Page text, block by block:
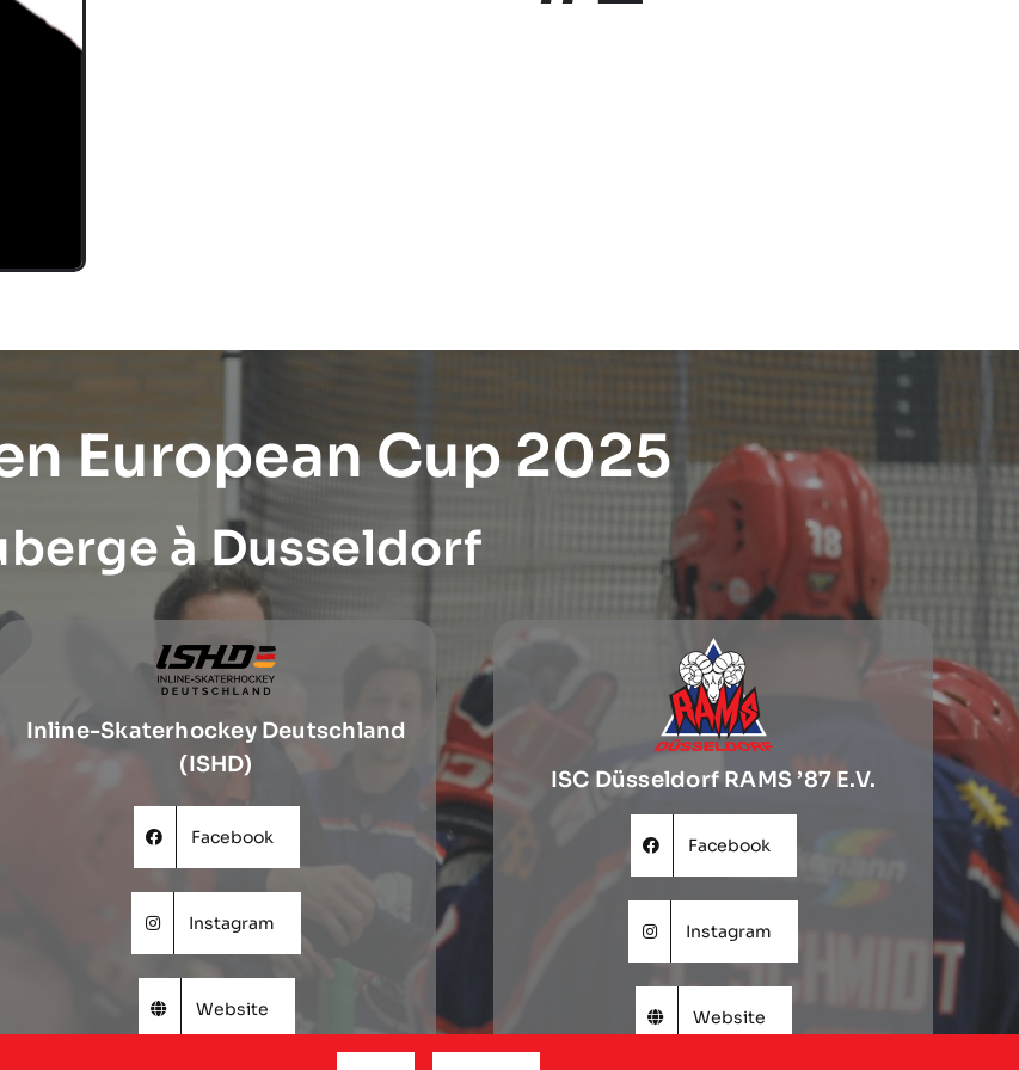
European Cup 2025
à Dusseldorf
Inline-Skaterhockey Deutschland
(ISHD)
Facebook
Instagram
Website
ISC Düsseldorf RAMS ’87 E.V.
Facebook
Instagram
Website